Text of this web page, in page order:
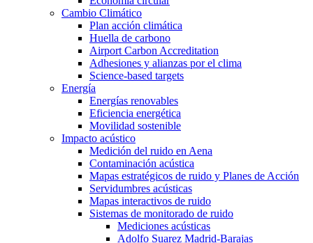
Cambio Climático
Plan acción climática
Huella de carbono
Airport Carbon Accreditation
Adhesiones y alianzas por el clima
Science-based targets
Energía
Energías renovables
Eficiencia energética
Movilidad sostenible
Impacto acústico
Medición del ruido en Aena
Contaminación acústica
Mapas estratégicos de ruido y Planes de Acción
Servidumbres acústicas
Mapas interactivos de ruido
Sistemas de monitorado de ruido
Mediciones acústicas
Adolfo Suarez Madrid-Barajas